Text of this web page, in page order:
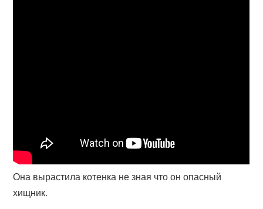
Она вырастила котенка не зная что он опасный
хищник.